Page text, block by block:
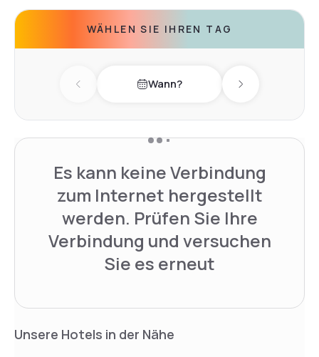
WÄHLEN SIE IHREN TAG
Previous day Wann? Next day
Es kann keine Verbindung
zum Internet hergestellt
werden. Prüfen Sie Ihre
Verbindung und versuchen
Sie es erneut
Unsere Hotels in der Nähe